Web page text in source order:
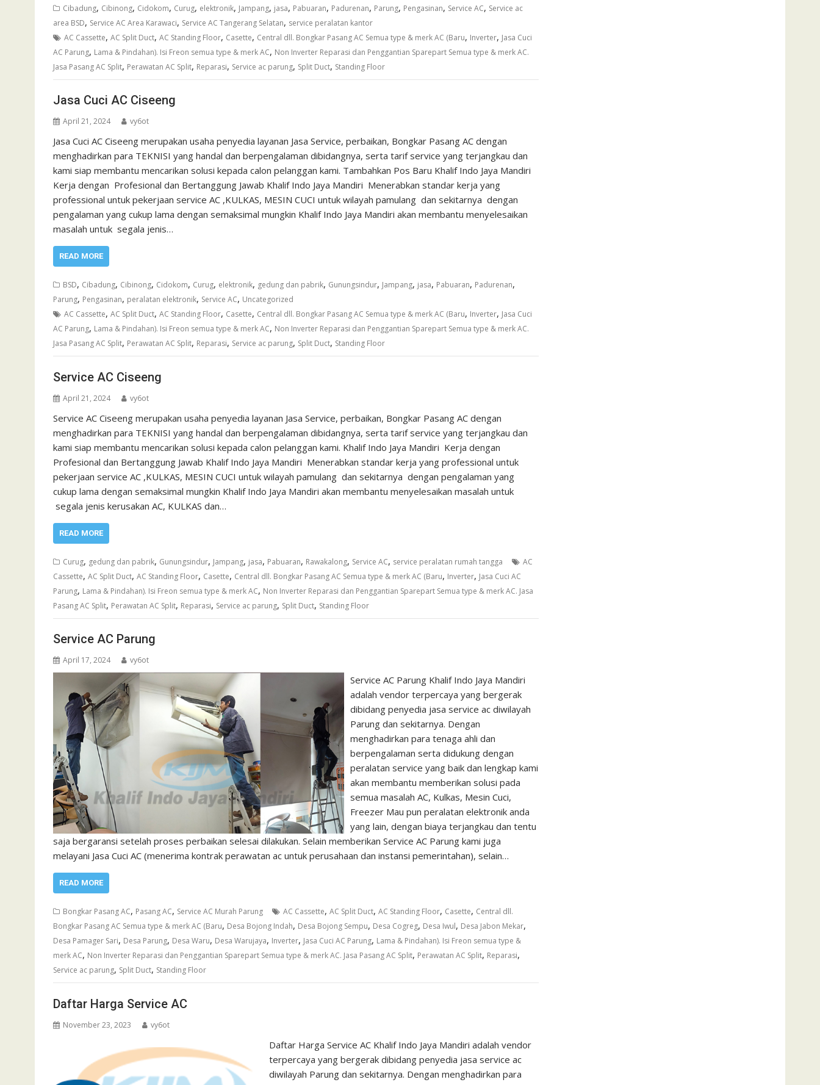
Cibadung, Cibinong, Cidokom, Curug, elektronik, Jampang, jasa, Pabuaran, Padurenan, Parung, Pengasinan, Service AC, Service ac
area BSD, Service AC Area Karawaci, Service AC Tangerang Selatan, service peralatan kantor
AC Cassette, AC Split Duct, AC Standing Floor, Casette, Central dll. Bongkar Pasang AC Semua type & merk AC (Baru, Inverter, Jasa Cuci
AC Parung, Lama & Pindahan). Isi Freon semua type & merk AC, Non Inverter Reparasi dan Penggantian Sparepart Semua type & merk AC.
Jasa Pasang AC Split, Perawatan AC Split, Reparasi, Service ac parung, Split Duct, Standing Floor
Jasa Cuci AC Ciseeng
April 21, 2024 vy6ot
Jasa Cuci AC Ciseeng merupakan usaha penyedia layanan Jasa Service, perbaikan, Bongkar Pasang AC dengan
menghadirkan para TEKNISI yang handal dan berpengalaman dibidangnya, serta tarif service yang terjangkau dan
kami siap membantu mencarikan solusi kepada calon pelanggan kami. Tambahkan Pos Baru Khalif Indo Jaya Mandiri
Kerja dengan Profesional dan Bertanggung Jawab Khalif Indo Jaya Mandiri Menerabkan standar kerja yang
professional untuk pekerjaan service AC ,KULKAS, MESIN CUCI untuk wilayah pamulang dan sekitarnya dengan
pengalaman yang cukup lama dengan semaksimal mungkin Khalif Indo Jaya Mandiri akan membantu menyelesaikan
masalah untuk segala jenis…
READ MORE
BSD, Cibadung, Cibinong, Cidokom, Curug, elektronik, gedung dan pabrik, Gunungsindur, Jampang, jasa, Pabuaran, Padurenan,
Parung, Pengasinan, peralatan elektronik, Service AC, Uncategorized
AC Cassette, AC Split Duct, AC Standing Floor, Casette, Central dll. Bongkar Pasang AC Semua type & merk AC (Baru, Inverter, Jasa Cuci
AC Parung, Lama & Pindahan). Isi Freon semua type & merk AC, Non Inverter Reparasi dan Penggantian Sparepart Semua type & merk AC.
Jasa Pasang AC Split, Perawatan AC Split, Reparasi, Service ac parung, Split Duct, Standing Floor
Service AC Ciseeng
April 21, 2024 vy6ot
Service AC Ciseeng merupakan usaha penyedia layanan Jasa Service, perbaikan, Bongkar Pasang AC dengan
menghadirkan para TEKNISI yang handal dan berpengalaman dibidangnya, serta tarif service yang terjangkau dan
kami siap membantu mencarikan solusi kepada calon pelanggan kami. Khalif Indo Jaya Mandiri Kerja dengan
Profesional dan Bertanggung Jawab Khalif Indo Jaya Mandiri Menerabkan standar kerja yang professional untuk
pekerjaan service AC ,KULKAS, MESIN CUCI untuk wilayah pamulang dan sekitarnya dengan pengalaman yang
cukup lama dengan semaksimal mungkin Khalif Indo Jaya Mandiri akan membantu menyelesaikan masalah untuk
segala jenis kerusakan AC, KULKAS dan…
READ MORE
Curug, gedung dan pabrik, Gunungsindur, Jampang, jasa, Pabuaran, Rawakalong, Service AC, service peralatan rumah tangga
AC
Cassette, AC Split Duct, AC Standing Floor, Casette, Central dll. Bongkar Pasang AC Semua type & merk AC (Baru, Inverter, Jasa Cuci AC
Parung, Lama & Pindahan). Isi Freon semua type & merk AC, Non Inverter Reparasi dan Penggantian Sparepart Semua type & merk AC. Jasa
Pasang AC Split, Perawatan AC Split, Reparasi, Service ac parung, Split Duct, Standing Floor
Service AC Parung
April 17, 2024 vy6ot
Service AC Parung Khalif Indo Jaya Mandiri
adalah vendor terpercaya yang bergerak
dibidang penyedia jasa service ac diwilayah
Parung dan sekitarnya. Dengan
menghadirkan para tenaga ahli dan
berpengalaman serta didukung dengan
peralatan service yang baik dan lengkap kami
akan membantu memberikan solusi pada
semua masalah AC, Kulkas, Mesin Cuci,
Freezer Mau pun peralatan elektronik anda
yang lain, dengan biaya terjangkau dan tentu
saja bergaransi setelah proses perbaikan selesai dilakukan. Selain memberikan Service AC Parung kami juga
melayani Jasa Cuci AC (menerima kontrak perawatan ac untuk perusahaan dan instansi pemerintahan), selain…
READ MORE
Bongkar Pasang AC, Pasang AC, Service AC Murah Parung AC Cassette, AC Split Duct, AC Standing Floor, Casette, Central dll.
Bongkar Pasang AC Semua type & merk AC (Baru, Desa Bojong Indah, Desa Bojong Sempu, Desa Cogreg, Desa Iwul, Desa Jabon Mekar,
Desa Pamager Sari, Desa Parung, Desa Waru, Desa Warujaya, Inverter, Jasa Cuci AC Parung, Lama & Pindahan). Isi Freon semua type &
merk AC, Non Inverter Reparasi dan Penggantian Sparepart Semua type & merk AC. Jasa Pasang AC Split, Perawatan AC Split, Reparasi,
Service ac parung, Split Duct, Standing Floor
Daftar Harga Service AC
November 23, 2023 vy6ot
Daftar Harga Service AC Khalif Indo Jaya Mandiri adalah vendor
terpercaya yang bergerak dibidang penyedia jasa service ac
diwilayah Parung dan sekitarnya. Dengan menghadirkan para